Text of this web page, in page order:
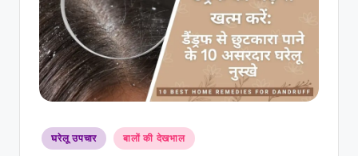
युर्वे
दि
क
जी
Posted
in
घरेलू उपचार बालों की देखभाल